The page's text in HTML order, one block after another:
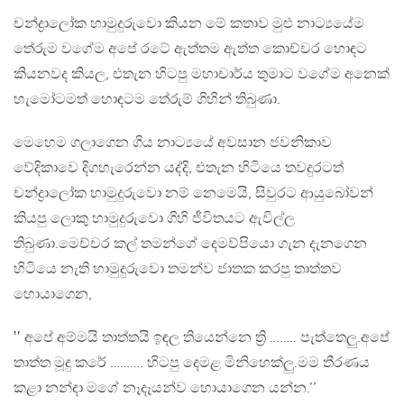
චන්ද්‍රාලෝක හාමුදුරුවො කියන මේ කතාව මුළු නාට්‍යයේම
තේරුම වගේම අපේ රටේ ඇත්තම ඇත්ත කොච්චර හොඳට
කියනවද කියල, එතැන හිටපු මහාචාර්ය තුමාට වගේම අනෙක්
හැමෝටමත් හොඳටම තේරුම් ගිහින් තිබුණා.
මෙහෙම ගලාගෙන ගිය නාට්‍යයේ අවසාන ජවනිකාව
වේදිකාවෙ දිගහැරෙන්න යද්දි, එතැන හිටියෙ තවදුරටත්
චන්ද්‍රාලෝක හාමුදුරුවො නම් නෙමෙයි, සිවුරට ආයුබෝවන්
කියපු ලොකු හාමුදුරුවො ගිහි ජීවිතයට ඇවිල්ල
තිබුණා.මෙච්චර කල් තමන්ගේ දෙමව්පියො ගැන දැනගෙන
හිටියෙ නැති හාමුදුරුවො තමන්ව ජාතක කරපු තාත්තව
හොයාගෙන,
‛‛ අපේ අම්මයි තාත්තයි ඉඳල තියෙන්නෙ ත්‍රි …….. පැත්තෙලු.අපේ
තාත්ත මූදු කරේ ………. හිටපු දෙමළ මිනිහෙක්ලු.මම තීරණය
කළා නන්දා මගේ නෑදෑයන්ව හොයාගෙන යන්න.’’